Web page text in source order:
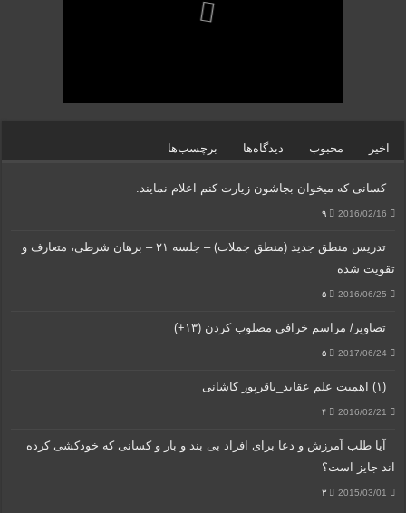
اخیر محبوب دیدگاه‌ها برچسب‌ها
کسانی که میخوان بجاشون زیارت کنم اعلام نمایند.
2016/02/16 ۹
تدریس منطق جدید (منطق جملات) – جلسه ۲۱ – برهان شرطی، متعارف و
تقویت شده
2016/06/25 ۵
تصاویر/ مراسم خرافی مصلوب کردن (۱۳+)
2017/06/24 ۵
(۱) اهمیت علم عقاید_باقرپور کاشانی
2016/02/21 ۴
آیا طلب آمرزش و دعا برای افراد بی بند و بار و کسانی که خودکشی کرده
اند جایز است؟
2015/03/01 ۳